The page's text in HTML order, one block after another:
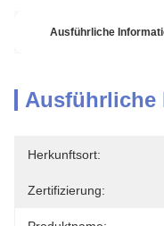
Ausführliche
Ausführliche
Herkunftsort:
Zertifizierung: